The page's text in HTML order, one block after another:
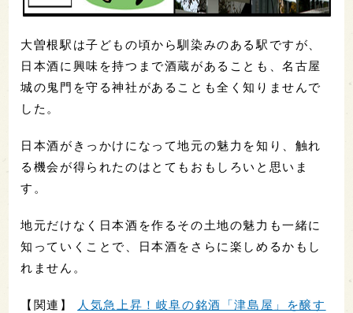
大曽根駅は子どもの頃から馴染みのある駅ですが、
日本酒に興味を持つまで酒蔵があることも、名古屋
城の鬼門を守る神社があることも全く知りませんで
した。
日本酒がきっかけになって地元の魅力を知り、触れ
る機会が得られたのはとてもおもしろいと思いま
す。
地元だけなく日本酒を作るその土地の魅力も一緒に
知っていくことで、日本酒をさらに楽しめるかもし
れません。
【関連】
人気急上昇！岐阜の銘酒「津島屋」を醸す